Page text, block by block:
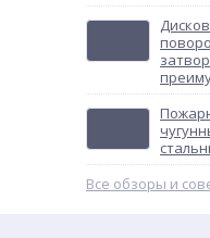
Все обзоры и